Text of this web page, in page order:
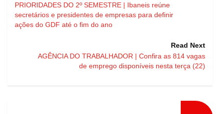
PRIORIDADES DO 2º SEMESTRE | Ibaneis reúne
secretários e presidentes de empresas para definir
ações do GDF até o fim do ano
Read Next
AGÊNCIA DO TRABALHADOR | Confira as 814 vagas
de emprego disponíveis nesta terça (22)